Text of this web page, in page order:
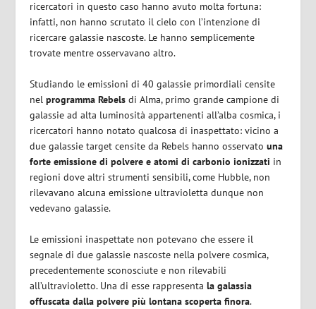
ricercatori in questo caso hanno avuto molta fortuna:
infatti, non hanno scrutato il cielo con l’intenzione di
ricercare galassie nascoste. Le hanno semplicemente
trovate mentre osservavano altro.
Studiando le emissioni di 40 galassie primordiali censite
nel programma Rebels di Alma, primo grande campione di
galassie ad alta luminosità appartenenti all’alba cosmica, i
ricercatori hanno notato qualcosa di inaspettato: vicino a
due galassie target censite da Rebels hanno osservatouna
forte emissione di polvere e atomi di carbonio ionizzati in
regioni dove altri strumenti sensibili, come Hubble, non
rilevavano alcuna emissione ultravioletta dunque non
vedevano galassie.
Le emissioni inaspettate non potevano che essere il
segnale di due galassie nascoste nella polvere cosmica,
precedentemente sconosciute e non rilevabili
all’ultravioletto. Una di esse rappresentala galassia
offuscata dalla polvere più lontana scoperta finora.